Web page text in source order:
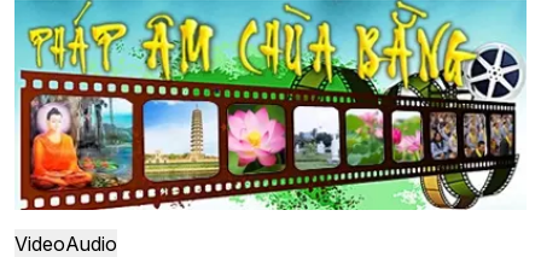
dựng Trung tâm văn hóa Phật giáo Thủ
đô
Hà Nội: Ngày tu học cuối cùng khép lại
khóa sinh hoạt Phật pháp mùa hè lần
thứ XIV tại chùa Bằng
VideoAudio